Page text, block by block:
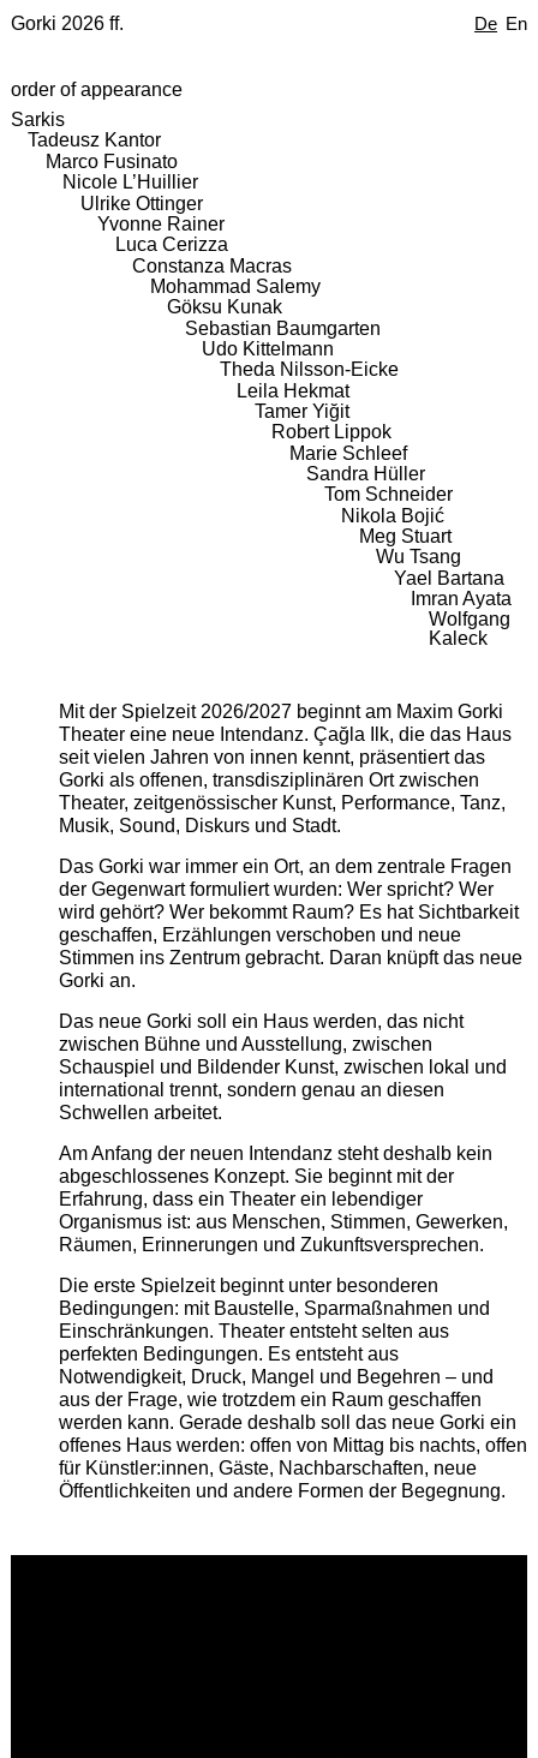
De En
Gorki 2026 ff.
order of appearance
Sarkis
Tadeusz Kantor
Marco Fusinato
Nicole L’Huillier
Ulrike Ottinger
Yvonne Rainer
Luca Cerizza
Constanza Macras
Mohammad Salemy
Göksu Kunak
Sebastian Baumgarten
Udo Kittelmann
Theda Nilsson-Eicke
Leila Hekmat
Tamer Yiğit
Robert Lippok
Marie Schleef
Sandra Hüller
Tom Schneider
Nikola Bojić
Meg Stuart
Wu Tsang
Yael Bartana
Imran Ayata
Wolfgang
Kaleck
Mit der Spielzeit 2026/2027 beginnt am Maxim Gorki
Theater eine neue Intendanz. Çağla Ilk, die das Haus
seit vielen Jahren von innen kennt, präsentiert das
Gorki als offenen, transdisziplinären Ort zwischen
Theater, zeitgenössischer Kunst, Performance, Tanz,
Musik, Sound, Diskurs und Stadt.
Das Gorki war immer ein Ort, an dem zentrale Fragen
der Gegenwart formuliert wurden: Wer spricht? Wer
wird gehört? Wer bekommt Raum? Es hat Sichtbarkeit
geschaffen, Erzählungen verschoben und neue
Stimmen ins Zentrum gebracht. Daran knüpft das neue
Gorki an.
Das neue Gorki soll ein Haus werden, das nicht
zwischen Bühne und Ausstellung, zwischen
Schauspiel und Bildender Kunst, zwischen lokal und
international trennt, sondern genau an diesen
Schwellen arbeitet.
Am Anfang der neuen Intendanz steht deshalb kein
abgeschlossenes Konzept. Sie beginnt mit der
Erfahrung, dass ein Theater ein lebendiger
Organismus ist: aus Menschen, Stimmen, Gewerken,
Räumen, Erinnerungen und Zukunftsversprechen.
Die erste Spielzeit beginnt unter besonderen
Bedingungen: mit Baustelle, Sparmaßnahmen und
Einschränkungen. Theater entsteht selten aus
perfekten Bedingungen. Es entsteht aus
Notwendigkeit, Druck, Mangel und Begehren – und
aus der Frage, wie trotzdem ein Raum geschaffen
werden kann. Gerade deshalb soll das neue Gorki ein
offenes Haus werden: offen von Mittag bis nachts, offen
für Künstler:innen, Gäste, Nachbarschaften, neue
Öffentlichkeiten und andere Formen der Begegnung.